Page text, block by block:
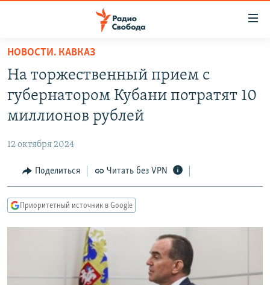
упрощенного
доступа
Вернуться
основному
Вернутся
Вернутся
ПОДКАСТЫ
АВТОРСКИЕ ПРОЕКТЫ
МНЕНИЯ
КУЛЬТУРА
КАВКАЗ.РЕАЛИИ
СИБИРЬ.РЕАЛИИ
РАСПИСАНИЕ ВЕЩАНИЯ
НОВОСТИ. КАВКАЗ
На торжественный прием с
губернатором Кубани потратят 10
миллионов рублей
12 октября 2024
Поделиться Читать без VPN
Приоритетный источник в Google